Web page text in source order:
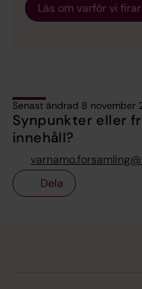
Läs om varför vi
Senast ändrad 8 november
Synpunkter eller
innehåll?
Dela